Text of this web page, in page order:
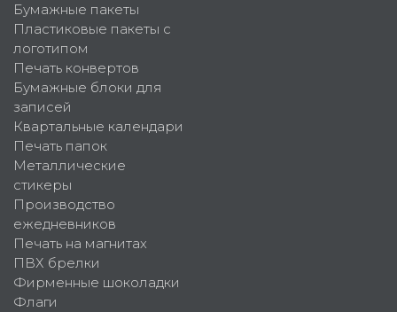
Бумажные пакеты
Пластиковые пакеты с
логотипом
Печать конвертов
Бумажные блоки для
записей
Квартальные календари
Печать папок
Металлические
стикеры
Производство
ежедневников
Печать на магнитах
ПВХ брелки
Фирменные шоколадки
Флаги